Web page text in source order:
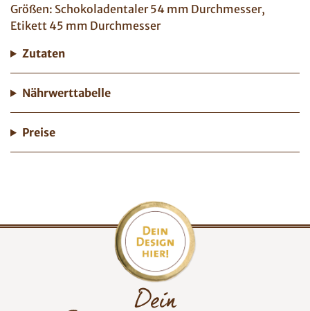
Größen: Schokoladentaler 54 mm Durchmesser,
Etikett 45 mm Durchmesser
Zutaten
Nährwerttabelle
Preise